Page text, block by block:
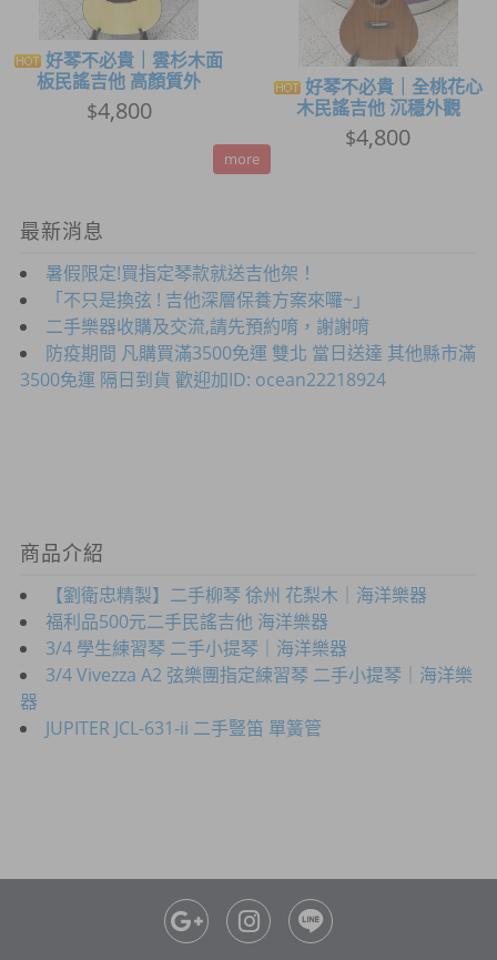
好琴不必貴｜雲杉木面
板民謠吉他 高顏質外
$4,800
好琴不必貴｜全桃花心
木民謠吉他 沉穩外觀
$4,800
more
最新消息
暑假限定!買指定琴款就送吉他架！
「不只是換弦 ! 吉他深層保養方案來囉~」
二手樂器收購及交流,請先預約唷，謝謝唷
防疫期間 凡購買滿3500免運 雙北 當日送達 其他縣市滿
3500免運 隔日到貨 歡迎加ID: ocean22218924
商品介紹
【劉衛忠精製】二手柳琴 徐州 花梨木｜海洋樂器
福利品500元二手民謠吉他 海洋樂器
3/4 學生練習琴 二手小提琴｜海洋樂器
3/4 Vivezza A2 弦樂團指定練習琴 二手小提琴｜海洋樂
器
JUPITER JCL-631-ii 二手豎笛 單簧管